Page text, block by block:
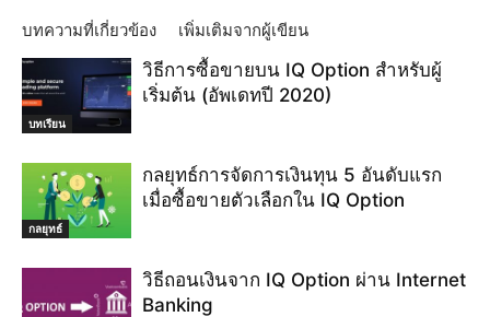
วิธีฝากเงินไปยัง IQ Option
วิธีเพิ่มเงินใน IQ Option
เงินฝาก minium IQ Option
เงินเข้าบัญชี IQ Option
เติมเงิน IQ Option
เติมเงินแบบฝึกหัด IQ Option
เพิ่มเงินใน IQ Option
เพิ่มเงินในการสอน IQ Option
โอนเงินไปยัง IQ Option
บทความที่เกี่ยวข้อง เพิ่มเติมจากผู้เขียน
บทเรียน
วิธีการซื้อขายบน IQ Option สำหรับผู้
เริ่มต้น (อัพเดทปี 2020)
กลยุทธ์
กลยุทธ์การจัดการเงินทุน 5 อันดับแรก
เมื่อซื้อขายตัวเลือกใน IQ Option
วิธีถอนเงินจาก IQ Option ผ่าน Internet
Banking